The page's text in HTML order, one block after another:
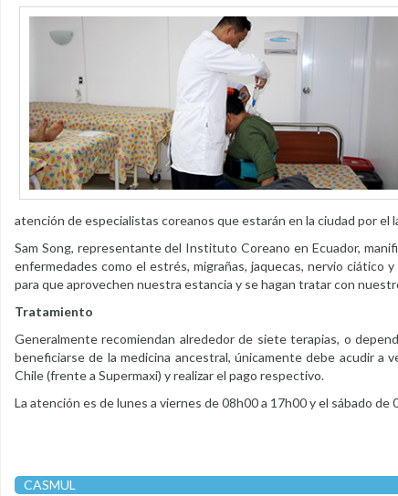
atención de especialistas coreanos que estarán en la ciudad por el
Sam Song, representante del Instituto Coreano en Ecuador,
enfermedades como el estrés, migrañas, jaquecas, nervio
para que aprovechen nuestra estancia y se hagan tratar con
Tratamiento
Generalmente recomiendan alrededor de siete terapias, o
beneficiarse de la medicina ancestral, únicamente debe acudir a
Chile (frente a Supermaxi) y realizar el pago respectivo.
La atención es de lunes a viernes de 08h00 a 17h00 y el sábado
CASMUL